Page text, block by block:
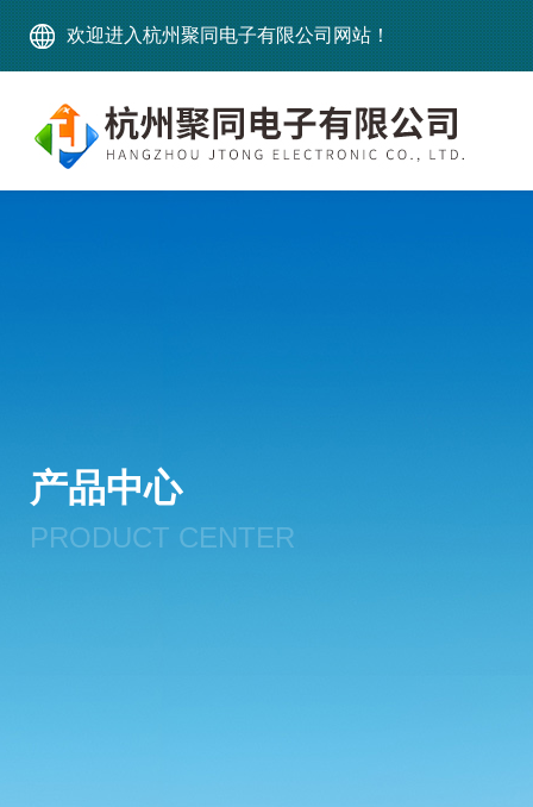
欢迎进入杭州聚同电子有限公司网站！
产品中心
PRODUCT CENTER